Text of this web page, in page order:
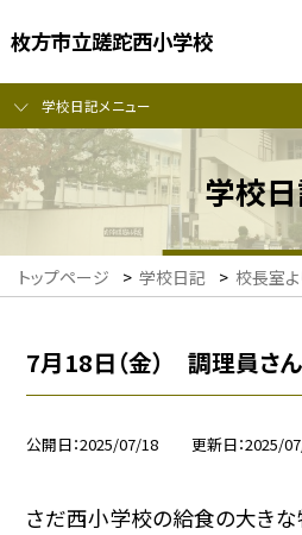
枚方市立蹉跎西小学校
学校日記メニュー
学校
トップページ > 学校日記 > 校長室よ
7月18日（金） 調理員さ
公開日 2025/07/18 更新日 2025/
さだ西小学校の給食の大きな